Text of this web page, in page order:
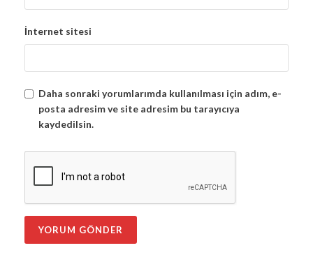
İnternet sitesi
Daha sonraki yorumlarımda kullanılması için adım, e-
posta adresim ve site adresim bu tarayıcıya
kaydedilsin.